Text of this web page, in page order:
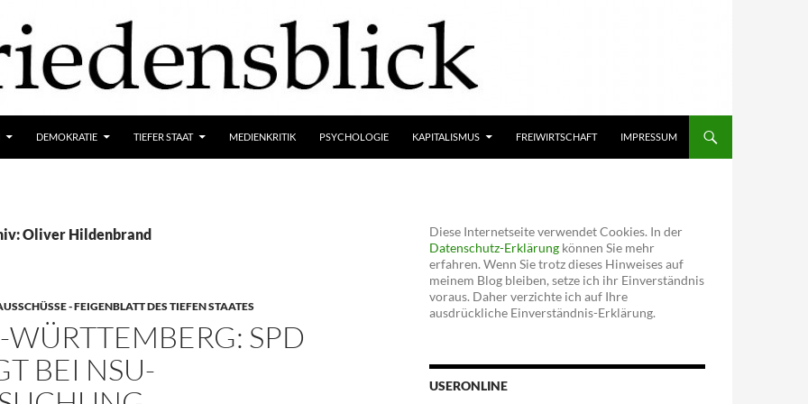
DEMOKRATIE TIEFER STAAT MEDIENKRITIK PSYCHOLOGIE KAPITALISMUS FREIWIRTSCHAFT IMPRESSUM
Oliver Hildenbrand
- FEIGENBLATT DES TIEFEN STAATES
SPD
BEI NSU-
Diese Internetseite verwendet Cookies. In der
Datenschutz-Erklärung können Sie mehr
erfahren. Wenn Sie trotz dieses Hinweises auf
meinem Blog bleiben, setze ich ihr Einverständnis
voraus. Daher verzichte ich auf Ihre
ausdrückliche Einverständnis-Erklärung.
USERONLINE